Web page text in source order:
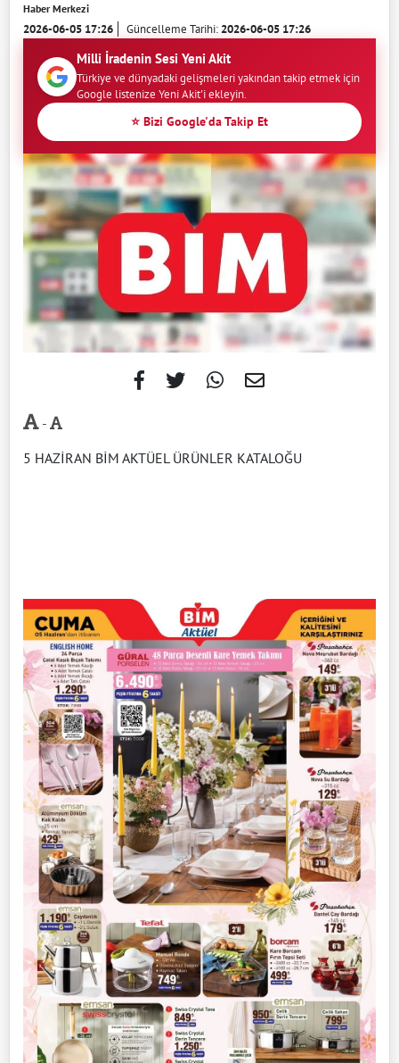
Haber Merkezi
2026-06-05 17:26 Güncelleme Tarihi:2026-06-05 17:26
Milli İradenin Sesi Yeni Akit
Türkiye ve dünyadaki gelişmeleri yakından takip etmek için
Google listenize Yeni Akit'i ekleyin.
⭐ Bizi Google'da Takip Et
-
5 HAZİRAN BİM AKTÜEL ÜRÜNLER KATALOĞU